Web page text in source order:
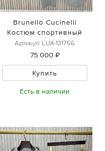
Brunello Cucinelli
Костюм спортивный
Артикул: LUX-131756
75 000 ₽
Купить
Есть в наличии